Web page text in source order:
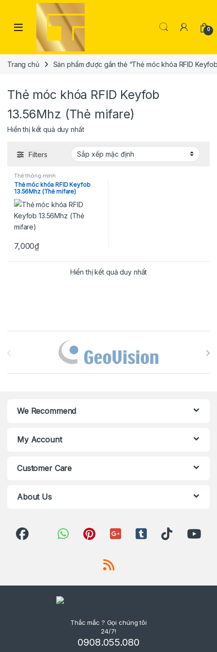
Skip to navigation
Skip to content
Open 0
Trang chủ Sản phẩm được gắn thẻ “Thẻ móc khóa RFID
Thẻ móc khóa RFID Keyfob
13.56Mhz (Thẻ mifare)
Hiển thị kết quả duy nhất
Filters
Thẻ thông minh
Thẻ móc khóa RFID Keyfob
13.56Mhz (Thẻ mifare)
7,000₫
Hiển thị kết quả duy nhất
Brands Carousel
We Recommend
My Account
Customer Care
About Us
Thắc mắc ? Gọi chúng tôi
24/7!
0908.055.080